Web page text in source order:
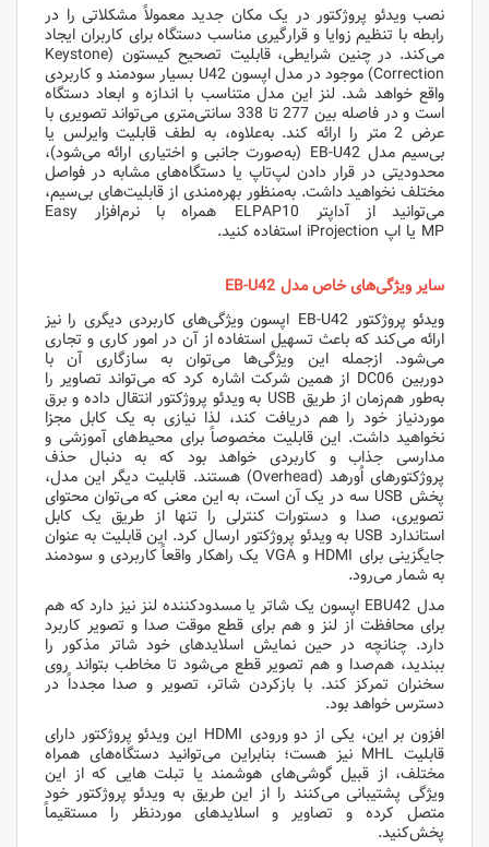
نصب ویدئو پروژکتور در یک مکان جدید معمولاً مشکلاتی را در
رابطه با تنظیم زوایا و قرارگیری مناسب دستگاه برای کاربران ایجاد
می‌کند. در چنین شرایطی، قابلیت تصحیح کیستون (Keystone
Correction) موجود در مدل اپسون U42 بسیار سودمند و کاربردی
واقع خواهد شد. لنز این مدل متناسب با اندازه و ابعاد دستگاه
است و در فاصله بین 277 تا 338 سانتی‌متری می‌تواند تصویری با
عرض 2 متر را ارائه کند. به‌علاوه، به لطف قابلیت وایرلس یا
بی‌سیم مدل EB-U42 (به‌صورت جانبی و اختیاری ارائه می‌شود)،
محدودیتی در قرار دادن لپ‌تاپ یا دستگاه‌های مشابه در فواصل
مختلف نخواهید داشت. به‌منظور بهره‌مندی از قابلیت‌های بی‌سیم،
می‌توانید از آداپتر ELPAP10 همراه با نرم‌افزار Easy
MP یا اپ iProjection استفاده کنید.
سایر ویژگی‌های خاص مدل EB-U42
ویدئو پروژکتور EB-U42 اپسون ویژگی‌های کاربردی دیگری را نیز
ارائه می‌کند که باعث تسهیل استفاده از آن در امور کاری و تجاری
می‌شود. ازجمله این ویژگی‌ها می‌توان به سازگاری آن با
دوربین DC06 از همین شرکت اشاره کرد که می‌تواند تصاویر را
به‌طور هم‌زمان از طریق USB به ویدئو پروژکتور انتقال داده و برق
موردنیاز خود را هم دریافت کند، لذا نیازی به یک کابل مجزا
نخواهید داشت. این قابلیت مخصوصاً برای محیط‌های آموزشی و
مدارسی جذاب و کاربردی خواهد بود که به دنبال حذف
پروژکتورهای اُورهد (Overhead) هستند. قابلیت دیگر این مدل،
پخش USB سه در یک آن است، به این معنی که می‌توان محتوای
تصویری، صدا و دستورات کنترلی را تنها از طریق یک کابل
استاندارد USB به ویدئو پروژکتور ارسال کرد. این قابلیت به عنوان
جایگزینی برای HDMI و VGA یک راهکار واقعاً کاربردی و سودمند
به شمار می‌رود.
مدل EBU42 اپسون یک شاتر یا مسدودکننده لنز نیز دارد که هم
برای محافظت از لنز و هم برای قطع موقت صدا و تصویر کاربرد
دارد. چنانچه در حین نمایش اسلایدهای خود شاتر مذکور را
ببندید، هم‌صدا و هم تصویر قطع می‌شود تا مخاطب بتواند روی
سخنران تمرکز کند. با بازکردن شاتر، تصویر و صدا مجدداً در
دسترس خواهد بود.
افزون بر این، یکی از دو ورودی HDMI این ویدئو پروژکتور دارای
قابلیت MHL نیز هست؛ بنابراین می‌توانید دستگاه‌های همراه
مختلف، از قبیل گوشی‌های هوشمند یا تبلت هایی که از این
ویژگی پشتیبانی می‌کنند را از این طریق به ویدئو پروژکتور خود
متصل کرده و تصاویر و اسلایدهای موردنظر را مستقیماً
پخش‌کنید.